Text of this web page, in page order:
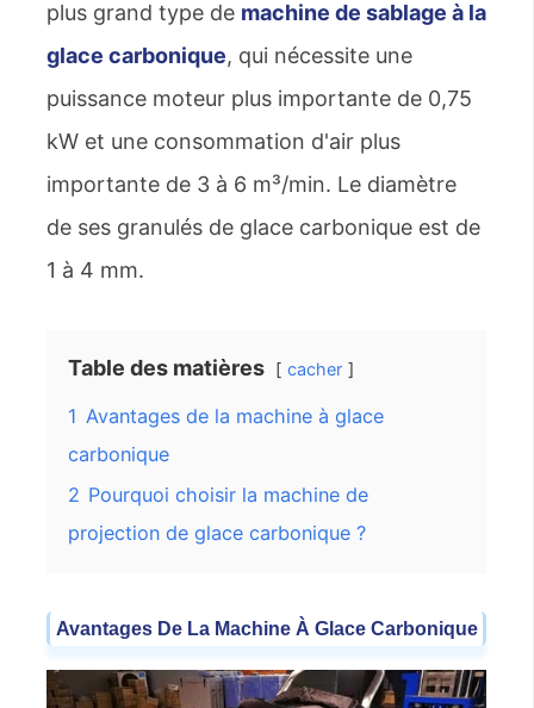
plus grand type de machine de sablage à la
glace carbonique, qui nécessite une
puissance moteur plus importante de 0,75
kW et une consommation d'air plus
importante de 3 à 6 m³/min. Le diamètre
de ses granulés de glace carbonique est de
1 à 4 mm.
Table des matières cacher
1 Avantages de la machine à glace
carbonique
2 Pourquoi choisir la machine de
projection de glace carbonique ?
Avantages De La Machine À Glace Carbonique